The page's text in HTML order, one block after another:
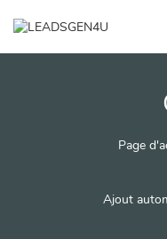
Page
Ajout